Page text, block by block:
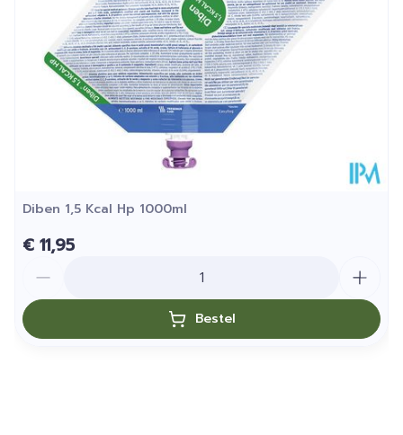
Behoud
Kamertemperatuur (15°C
- 25°C)
Diben 1,5 Kcal Hp 1000ml
€ 11,95
Bestel